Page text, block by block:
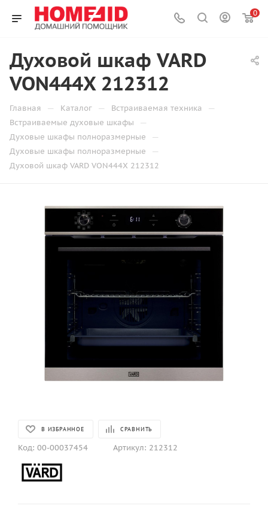
0
Духовой шкаф VARD
VON444X 212312
Главная — Каталог — Встраиваемая техника —
Встраиваемые духовые шкафы —
Духовые шкафы полноразмерные —
Духовые шкафы полноразмерные —
Духовой шкаф VARD VON444X 212312
В ИЗБРАННОЕ СРАВНИТЬ
Код: 00-00037454 Артикул: 212312